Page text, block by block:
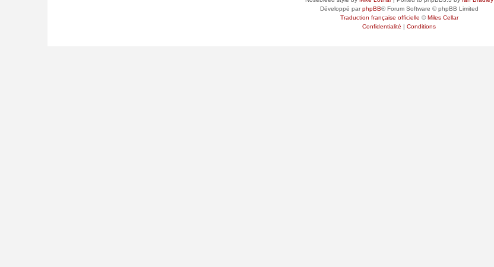
Développé parphpBB® Forum Software © phpBB Limited
Traduction française officielle ©Miles Cellar
Confidentialité | Conditions